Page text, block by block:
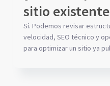
sitio
Sí. Podemos revisar
velocidad, SEO técnico y
para optimizar un sitio ya